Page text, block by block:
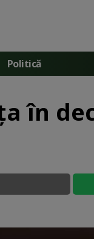
Politică
în